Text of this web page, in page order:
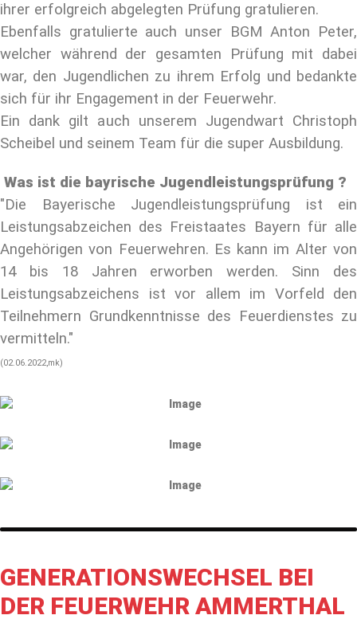
ihrer erfolgreich abgelegten Prüfung gratulieren.
Ebenfalls gratulierte auch unser BGM Anton Peter,
welcher während der gesamten Prüfung mit dabei
war, den Jugendlichen zu ihrem Erfolg und bedankte
sich für ihr Engagement in der Feuerwehr.
Ein dank gilt auch unserem Jugendwart Christoph
Scheibel und seinem Team für die super Ausbildung.
Was ist die bayrische Jugendleistungsprüfung ?
"Die Bayerische Jugendleistungsprüfung ist ein
Leistungsabzeichen des Freistaates Bayern für alle
Angehörigen von Feuerwehren. Es kann im Alter von
14 bis 18 Jahren erworben werden. Sinn des
Leistungsabzeichens ist vor allem im Vorfeld den
Teilnehmern Grundkenntnisse des Feuerdienstes zu
vermitteln."
(02.06.2022,mk)
GENERATIONSWECHSEL BEI
DER FEUERWEHR AMMERTHAL